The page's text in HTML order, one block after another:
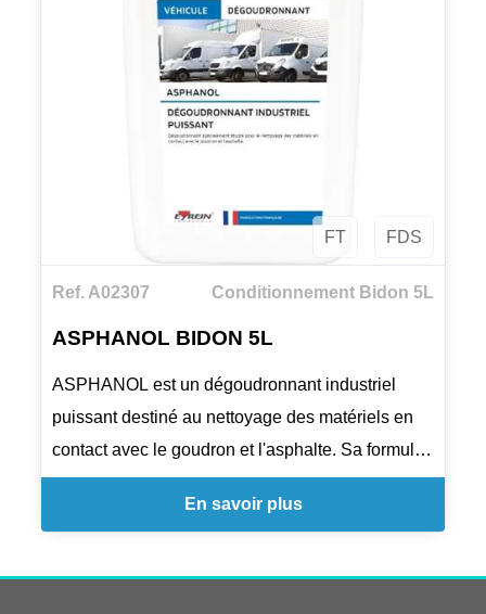
FT FDS
Ref. A02307 Conditionnement Bidon 5L
ASPHANOL BIDON 5L
ASPHANOL est un dégoudronnant industriel
puissant destiné au nettoyage des matériels en
contact avec le goudron et l'asphalte. Sa formule
contient des agents mouillants qui facilitent la
pénétration dans les dépôts de goudron. Il
et outillages, pur ou dilué selon le besoin.
En savoir plus